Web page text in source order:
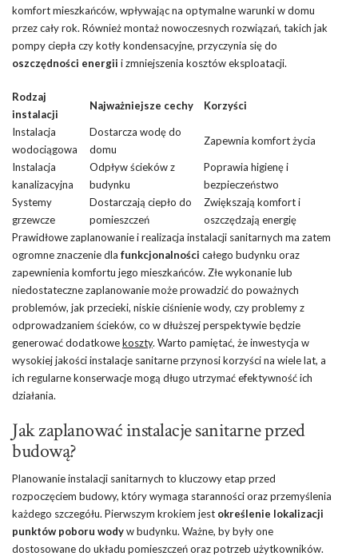
komfort mieszkańców, wpływając na optymalne warunki w domu
przez cały rok. Również montaż nowoczesnych rozwiązań, takich jak
pompy ciepła czy kotły kondensacyjne, przyczynia się do
oszczędności energii i zmniejszenia kosztów eksploatacji.
Rodzaj
instalacji
Najważniejsze cechy Korzyści
Instalacja
wodociągowa
Dostarcza wodę do
domu
Zapewnia komfort życia
Instalacja
kanalizacyjna
Odpływ ścieków z
budynku
Poprawia higienę i
bezpieczeństwo
Systemy
grzewcze
Dostarczają ciepło do
pomieszczeń
Zwiększają komfort i
oszczędzają energię
Prawidłowe zaplanowanie i realizacja instalacji sanitarnych ma zatem
ogromne znaczenie dla funkcjonalności całego budynku oraz
zapewnienia komfortu jego mieszkańców. Złe wykonanie lub
niedostateczne zaplanowanie może prowadzić do poważnych
problemów, jak przecieki, niskie ciśnienie wody, czy problemy z
odprowadzaniem ścieków, co w dłuższej perspektywie będzie
generować dodatkowekoszty. Warto pamiętać, że inwestycja w
wysokiej jakości instalacje sanitarne przynosi korzyści na wiele lat, a
ich regularne konserwacje mogą długo utrzymać efektywność ich
działania.
Jak zaplanować instalacje sanitarne przed
budową?
Planowanie instalacji sanitarnych to kluczowy etap przed
rozpoczęciem budowy, który wymaga staranności oraz przemyślenia
każdego szczegółu. Pierwszym krokiem jest określenie lokalizacji
punktów poboru wodyw budynku. Ważne, by były one
dostosowane do układu pomieszczeń oraz potrzeb użytkowników.